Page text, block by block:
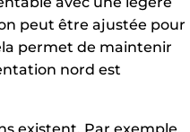
peut être ajustée pour
permet de maintenir
nord est